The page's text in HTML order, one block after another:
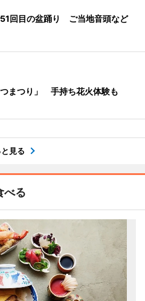
回目の盆踊り ご当地音頭など
まつり」 手持ち花火体験も
見る
べる